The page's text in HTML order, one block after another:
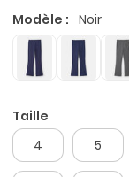
Modèle : Noir
Taille
4 5